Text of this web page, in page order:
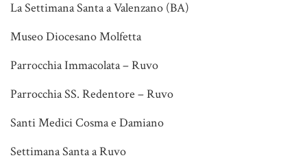
La Settimana Santa a Valenzano (BA)
Museo Diocesano Molfetta
Parrocchia Immacolata – Ruvo
Parrocchia SS. Redentore – Ruvo
Santi Medici Cosma e Damiano
Settimana Santa a Ruvo